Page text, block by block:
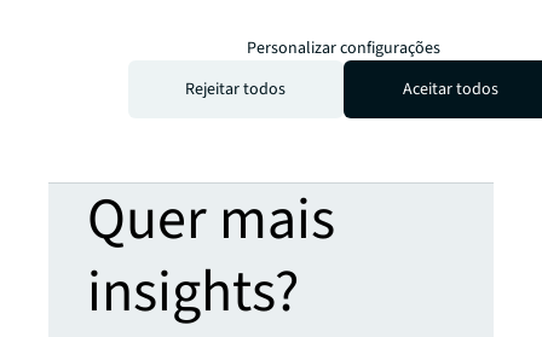
Quer mais
insights?
Personalizar configurações
Rejeitar todos
Aceitar todos